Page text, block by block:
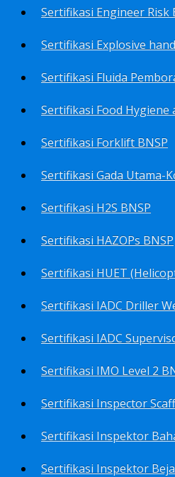
Sertifikasi Food Hygiene
Sertifikasi Forklift BNSP
Sertifikasi H2S BNSP
Sertifikasi HAZOPs BNSP
Sertifikasi IADC Driller
Sertifikasi IADC
Sertifikasi IMO Level 2
Sertifikasi Inspector
Sertifikasi Inspektor